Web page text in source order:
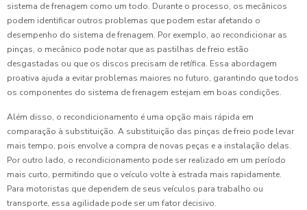
sistema de frenagem como um todo. Durante o processo, os mecânicos
podem identificar outros problemas que podem estar afetando o
desempenho do sistema de frenagem. Por exemplo, ao recondicionar as
pinças, o mecânico pode notar que as pastilhas de freio estão
desgastadas ou que os discos precisam de retífica. Essa abordagem
proativa ajuda a evitar problemas maiores no futuro, garantindo que todos
os componentes do sistema de frenagem estejam em boas condições.
Além disso, o recondicionamento é uma opção mais rápida em
comparação à substituição. A substituição das pinças de freio pode levar
mais tempo, pois envolve a compra de novas peças e a instalação delas.
Por outro lado, o recondicionamento pode ser realizado em um período
mais curto, permitindo que o veículo volte à estrada mais rapidamente.
Para motoristas que dependem de seus veículos para trabalho ou
transporte, essa agilidade pode ser um fator decisivo.